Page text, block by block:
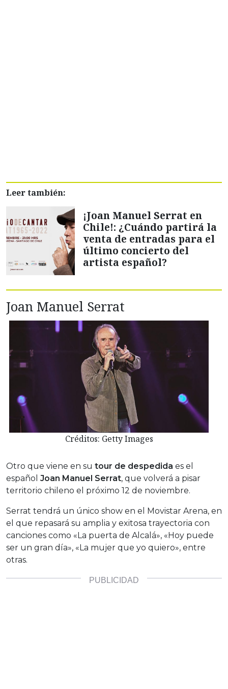
Leer también:
¡Joan Manuel Serrat en
Chile!: ¿Cuándo partirá la
venta de entradas para el
último concierto del
artista español?
Joan Manuel Serrat
Créditos: Getty Images
Otro que viene en su tour de despedida es el
español Joan Manuel Serrat, que volverá a pisar
territorio chileno el próximo 12 de noviembre.
Serrat tendrá un único show en el Movistar Arena, en
el que repasará su amplia y exitosa trayectoria con
canciones como «La puerta de Alcalá», «Hoy puede
ser un gran día», «La mujer que yo quiero», entre
otras.